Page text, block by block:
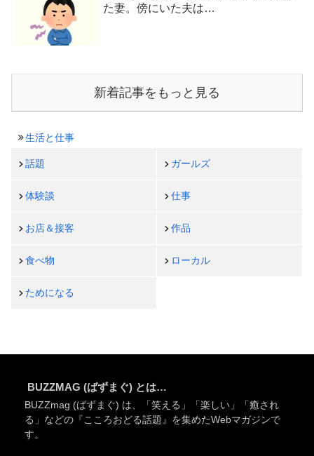
た妻。傍にいた夫は…
新着記事をもっと見る
生活と仕事
話題 ガールズ
体験談 仕事
お店＆接客 作品
食べ物 ローカル
ためになる
BUZZMAG (ばずまぐ) とは…
BUZZmag (ばずまぐ) は、「笑える」「楽しい」「癒され
る」などの『こころおどる話題』を集めたWebマガジンで
す。